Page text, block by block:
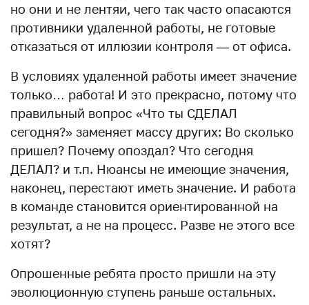
но они и не лентяи, чего так часто опасаются
противники удаленной работы, не готовые
отказаться от иллюзии контроля — от офиса.
В условиях удаленной работы имеет значение
только… работа! И это прекрасно, потому что
правильный вопрос «Что ты СДЕЛАЛ
сегодня?» заменяет массу других: Во сколько
пришел? Почему опоздал? Что сегодня
ДЕЛАЛ? и т.п. Нюансы не имеющие значения,
наконец, перестают иметь значение. И работа
в команде становится ориентированной на
результат, а не на процесс. Разве не этого все
хотят?
Опрошенные ребята просто пришли на эту
эволюционную ступень раньше остальных.